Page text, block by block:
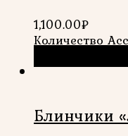
1,100.00₽
Количество
Блинчики